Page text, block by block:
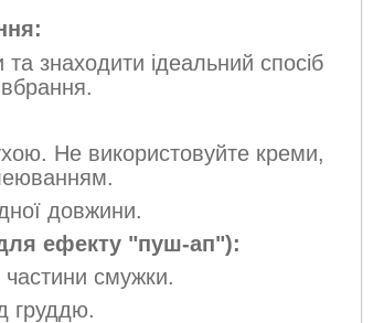
знаходити ідеальний спосіб
Не використовуйте креми,
довжини.
ефекту "пуш-ап"):
частини смужки.
груддю.